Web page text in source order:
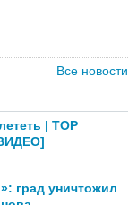
Все новости
| TOP
град уничтожил